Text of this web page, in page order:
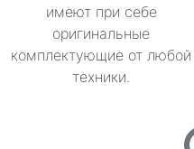
имеют при себе
оригинальные
комплектующие от любой
техники.